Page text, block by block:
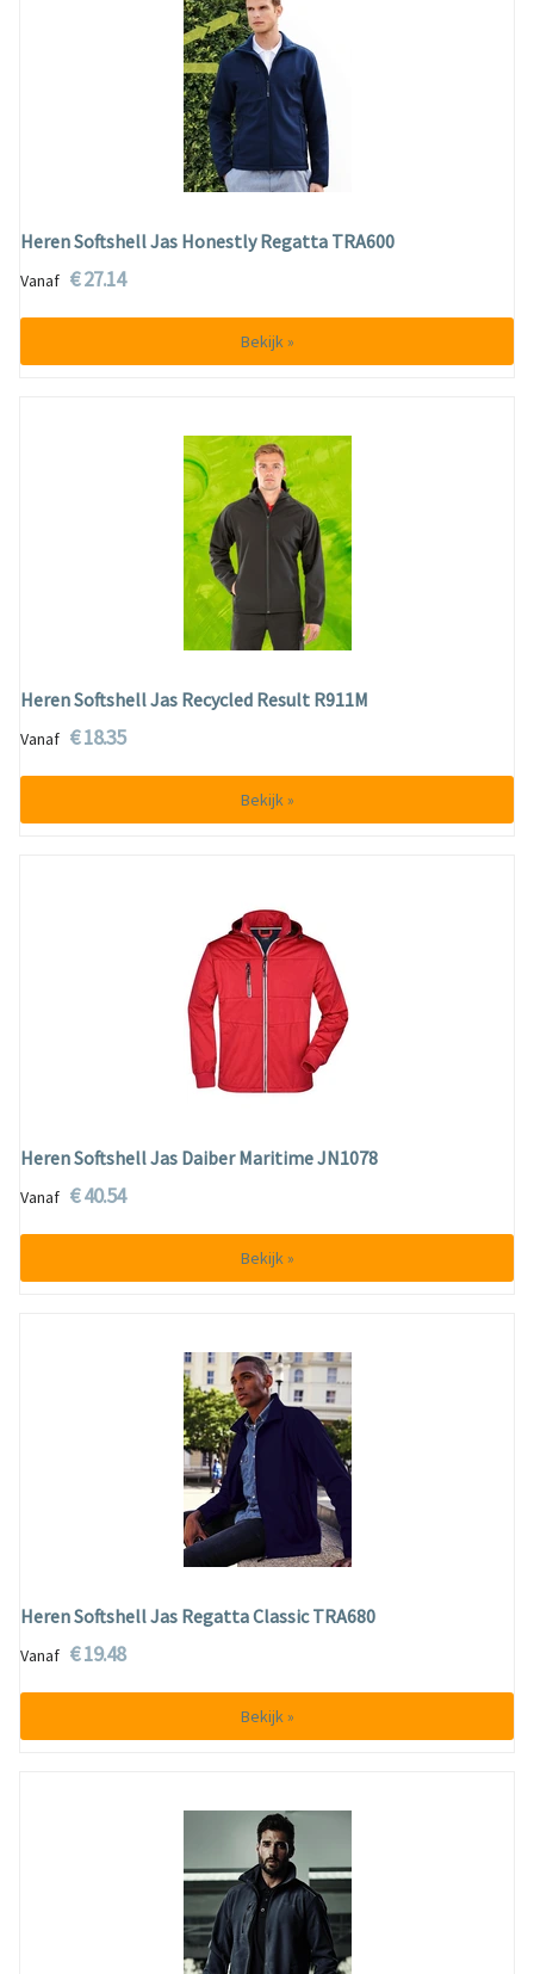
Heren Softshell Jas Honestly Regatta TRA600
Vanaf € 27.14
Bekijk »
Heren Softshell Jas Recycled Result R911M
Vanaf € 18.35
Bekijk »
Heren Softshell Jas Daiber Maritime JN1078
Vanaf € 40.54
Bekijk »
Heren Softshell Jas Regatta Classic TRA680
Vanaf € 19.48
Bekijk »